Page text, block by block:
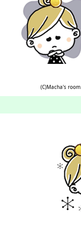
(C)Macha's